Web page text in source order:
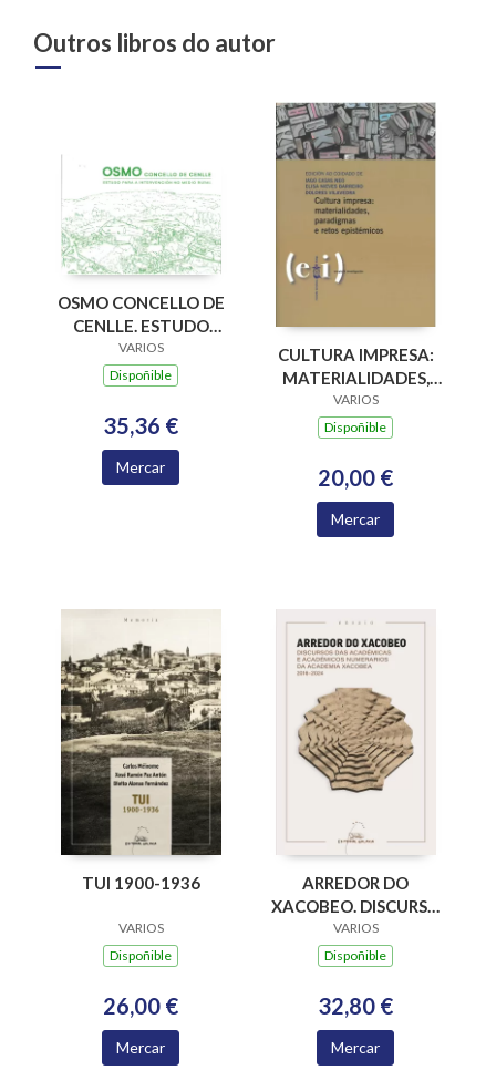
Outros libros do autor
OSMO CONCELLO DE
CENLLE. ESTUDO
PARA A
INTERVENCION NO
VARIOS
Dispoñible
35,36 €
Mercar
CULTURA IMPRESA:
MATERIALIDADES,
PARADIGMAS E
RETOS EPISTÉMICOS
VARIOS
Dispoñible
20,00 €
Mercar
TUI 1900-1936
VARIOS
Dispoñible
26,00 €
Mercar
ARREDOR DO
XACOBEO. DISCURSO
DAS ACADEMICAS E
ACADEMICOS
ACADEMIA
XACOBEA 2016-2024
VARIOS
Dispoñible
32,80 €
Mercar